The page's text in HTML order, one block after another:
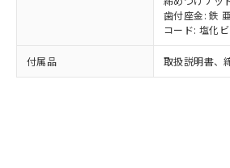
歯付座金: 鉄
コード: 塩化
付属品 取扱説明書、
ビス）をご利用いただく
メンバーズにご登録され
お客様が当ウェブサイ
登録された部品リストに
月が前後することがあります。
※3 非含有証明書ダウンロ
質が外部に漏えいし、環境に
及ぼさない年数を意味します。
「－」：未確認です。当社販売
い合わせください。
法に輸出するおそれが
り引きをいたしません。
情報を公開していな